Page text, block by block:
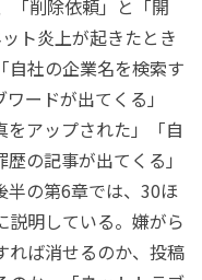
「削除依頼」と「開
ト炎上が起きたとき
自社の企業名を検索す
ードが出てくる」
をアップされた」「自
の記事が出てくる」
半の第6章では、30ほ
説明している。嫌がら
れば消せるのか、投稿